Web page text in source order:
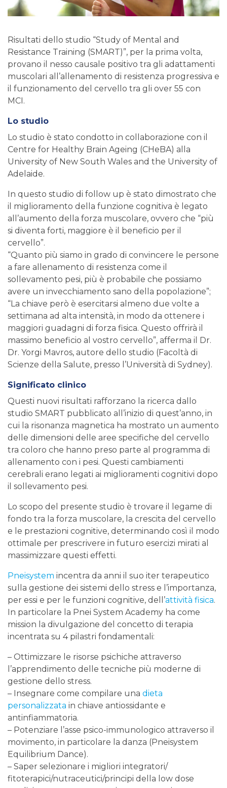
Risultati dello studio “Study of Mental and
Resistance Training (SMART)”, per la prima volta,
provano il nesso causale positivo tra gli adattamenti
muscolari all’allenamento di resistenza progressiva e
il funzionamento del cervello tra gli over 55 con
MCI.
Lo studio
Lo studio è stato condotto in collaborazione con il
Centre for Healthy Brain Ageing (CHeBA) alla
University of New South Wales and the University of
Adelaide.
In questo studio di follow up è stato dimostrato che
il miglioramento della funzione cognitiva è legato
all’aumento della forza muscolare, ovvero che “più
si diventa forti, maggiore è il beneficio per il
cervello”.
“Quanto più siamo in grado di convincere le persone
a fare allenamento di resistenza come il
sollevamento pesi, più è probabile che possiamo
avere un invecchiamento sano della popolazione”;
“La chiave però è esercitarsi almeno due volte a
settimana ad alta intensità, in modo da ottenere i
maggiori guadagni di forza fisica. Questo offrirà il
massimo beneficio al vostro cervello”, afferma il Dr.
Dr. Yorgi Mavros, autore dello studio (Facoltà di
Scienze della Salute, presso l’Università di Sydney).
Significato clinico
Questi nuovi risultati rafforzano la ricerca dallo
studio SMART pubblicato all’inizio di quest’anno, in
cui la risonanza magnetica ha mostrato un aumento
delle dimensioni delle aree specifiche del cervello
tra coloro che hanno preso parte al programma di
allenamento con i pesi. Questi cambiamenti
cerebrali erano legati ai miglioramenti cognitivi dopo
il sollevamento pesi.
Lo scopo del presente studio è trovare il legame di
fondo tra la forza muscolare, la crescita del cervello
e le prestazioni cognitive, determinando così il modo
ottimale per prescrivere in futuro esercizi mirati al
massimizzare questi effetti.
Pneisystem incentra da anni il suo iter terapeutico
sulla gestione dei sistemi dello stress e l’importanza,
per essi e per le funzioni cognitive, dell’attività fisica.
In particolare la Pnei System Academy ha come
mission la divulgazione del concetto di terapia
incentrata su 4 pilastri fondamentali:
– Ottimizzare le risorse psichiche attraverso
l’apprendimento delle tecniche più moderne di
gestione dello stress.
– Insegnare come compilare una dieta
personalizzata in chiave antiossidante e
antinfiammatoria.
– Potenziare l’asse psico-immunologico attraverso il
movimento, in particolare la danza (Pneisystem
Equilibrium Dance).
– Saper selezionare i migliori integratori/
fitoterapici/nutraceutici/principi della low dose